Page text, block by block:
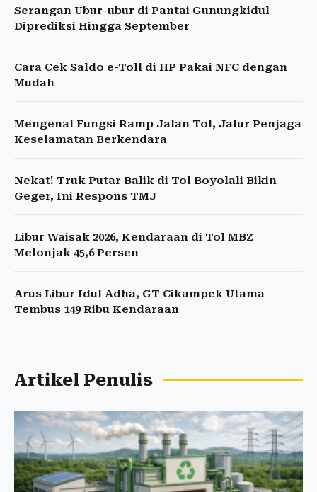
Serangan Ubur-ubur di Pantai Gunungkidul
Diprediksi Hingga September
Cara Cek Saldo e-Toll di HP Pakai NFC dengan
Mudah
Mengenal Fungsi Ramp Jalan Tol, Jalur Penjaga
Keselamatan Berkendara
Nekat! Truk Putar Balik di Tol Boyolali Bikin
Geger, Ini Respons TMJ
Libur Waisak 2026, Kendaraan di Tol MBZ
Melonjak 45,6 Persen
Arus Libur Idul Adha, GT Cikampek Utama
Tembus 149 Ribu Kendaraan
Artikel Penulis